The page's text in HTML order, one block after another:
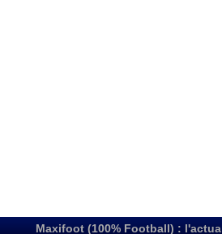
Maxifoot (100% Football) :